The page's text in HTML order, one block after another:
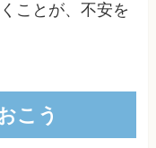
ことが、不安を
こう